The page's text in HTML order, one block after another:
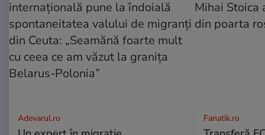
Adevarul.ro Fanatik.ro